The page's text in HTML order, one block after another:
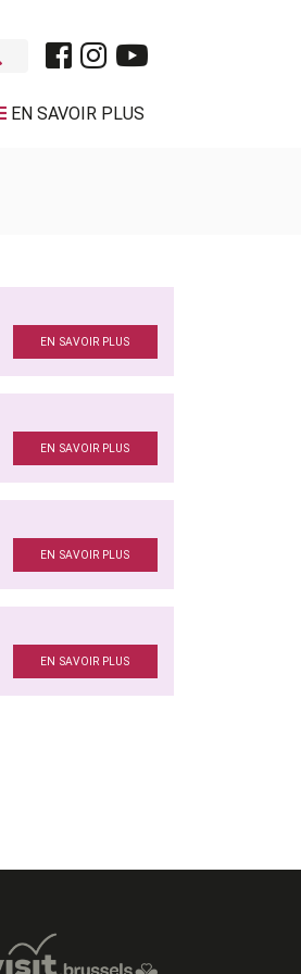
EN SAVOIR PLUS
EN SAVOIR PLUS
EN SAVOIR PLUS
EN SAVOIR PLUS
EN SAVOIR PLUS